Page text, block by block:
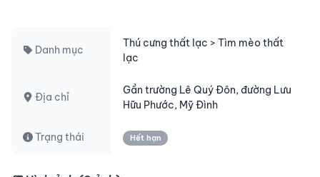
Danh mục
Thú cưng thất lạc > Tìm mèo thất
lạc
Địa chỉ
Gần trường Lê Quý Đôn, đường Lưu
Hữu Phước, Mỹ Đình
Trạng thái Hết hạn